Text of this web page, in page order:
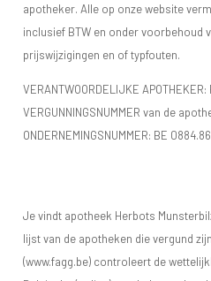
apotheker. Alle op onze website
inclusief BTW en onder voorbehoud
prijswijzigingen en of typfouten.
VERANTWOORDELIJKE
VERGUNNINGSNUMMER van de
ONDERNEMINGSNUMMER: BE
Je vindt apotheek Herbots
lijst van de apotheken die vergund
(www.fagg.be) controleert de